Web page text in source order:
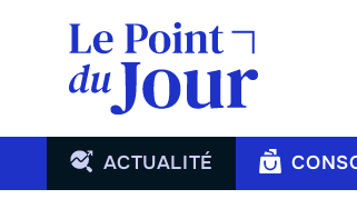
contenu
ACTUALITÉ